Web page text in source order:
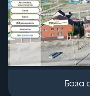
База